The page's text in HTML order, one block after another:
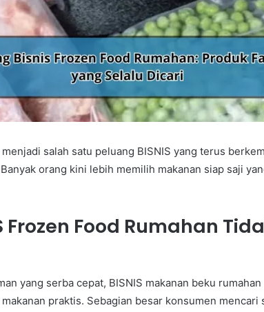
salah satu peluang BISNIS yang terus
orang kini lebih memilih makanan siap saji
Frozen Food Rumahan
yang serba cepat, BISNIS makanan beku
praktis. Sebagian besar konsumen mencari